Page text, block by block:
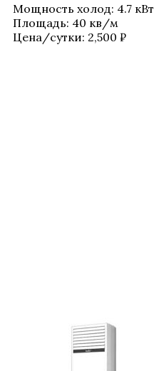
Мощ­ность холод: 4.7 кВт
Пло­щадь: 40 кв/​м
Цена/​сутки: 2,500 ₽